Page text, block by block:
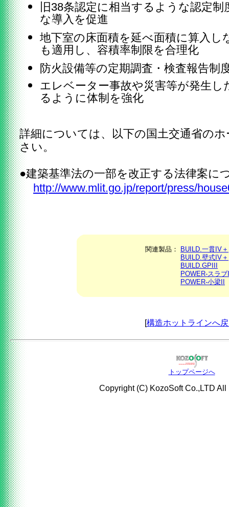
旧38条認定に相当するような認定
な導入を促進
地下室の床面積を延べ面積に算入し
も適用し、容積率制限を合理化
防火設備等の定期調査・検査報告制
エレベーター事故や災害等が発生
るように体制を強化
詳細については、以下の国土交通省の
さい。
●建築基準法の一部を改正する法律案に
http://www.mlit.go.jp/report/press/
関連製品：
BUILD.一貫IV＋
BUILD.壁式IV＋
BUILD.GPIII
POWER-スラ
POWER-小梁II
[構造ホットラインへ
トップページへ
Copyright (C) KozoSoft Co.,LTD All